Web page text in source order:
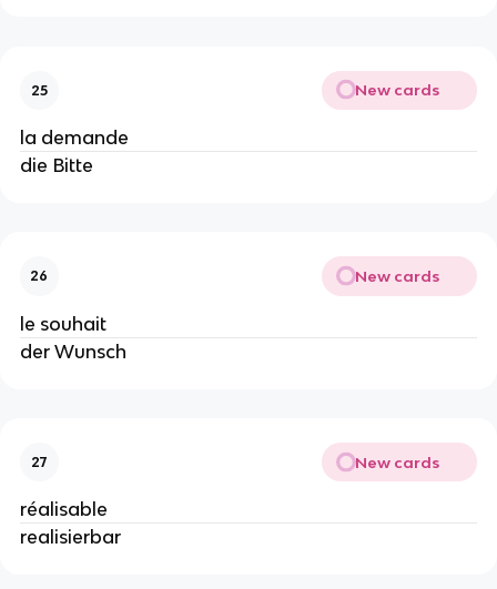
25 New cards
la demande
die Bitte
26 New cards
le souhait
der Wunsch
27 New cards
réalisable
realisierbar